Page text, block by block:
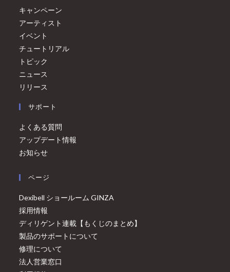
キャンペーン
アーティスト
イベント
チュートリアル
トピック
ニュース
リリース
サポート
よくある質問
アップデート情報
お知らせ
ページ
Dexibell ショールーム GINZA
採用情報
ディリゲント連載【もくじのまとめ】
製品のサポートについて
修理について
法人営業窓口